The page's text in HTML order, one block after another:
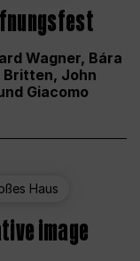
Wagner, Bára
Britten, John
Giacomo
Haus
image